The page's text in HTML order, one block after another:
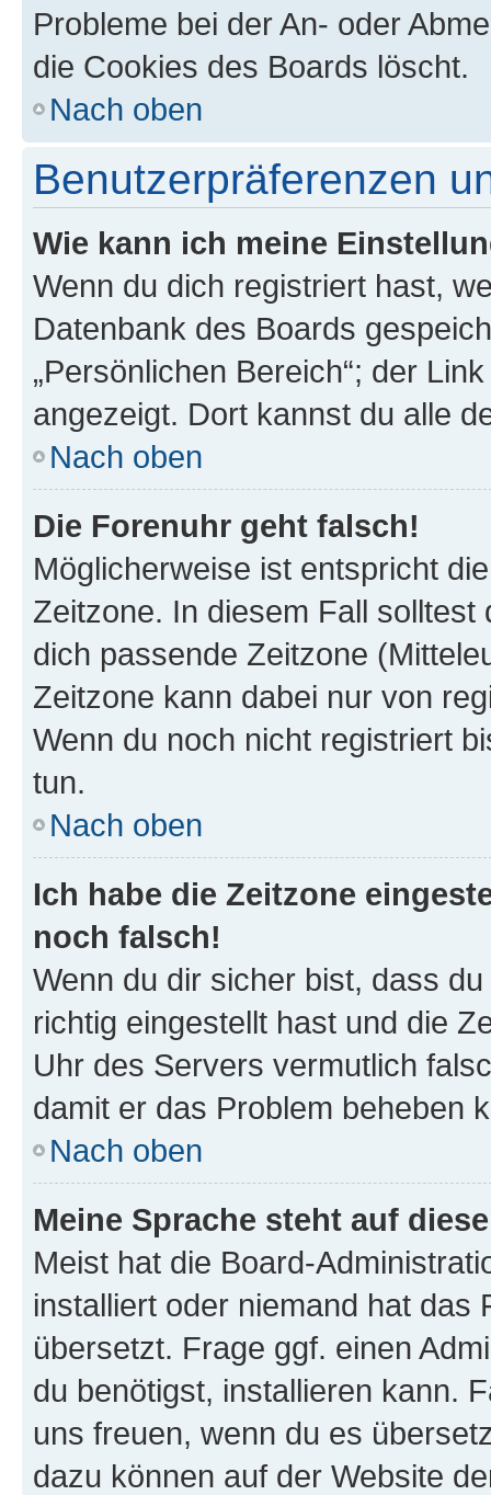
Probleme bei der An- oder
die Cookies des Boards löscht.
Nach oben
Benutzerpräferenzen
Wie kann ich meine
Wenn du dich registriert hast,
Datenbank des Boards
„Persönlichen Bereich“; der
angezeigt. Dort kannst du alle
Nach oben
Die Forenuhr geht falsch!
Möglicherweise ist entspricht
Zeitzone. In diesem Fall solltest
dich passende Zeitzone
Zeitzone kann dabei nur von
Wenn du noch nicht registriert
tun.
Nach oben
Ich habe die Zeitzone
noch falsch!
Wenn du dir sicher bist, dass
richtig eingestellt hast und die
Uhr des Servers vermutlich
damit er das Problem beheben
Nach oben
Meine Sprache steht auf
Meist hat die Board-
installiert oder niemand hat das
übersetzt. Frage ggf. einen
du benötigst, installieren kann.
uns freuen, wenn du es
dazu können auf der Website